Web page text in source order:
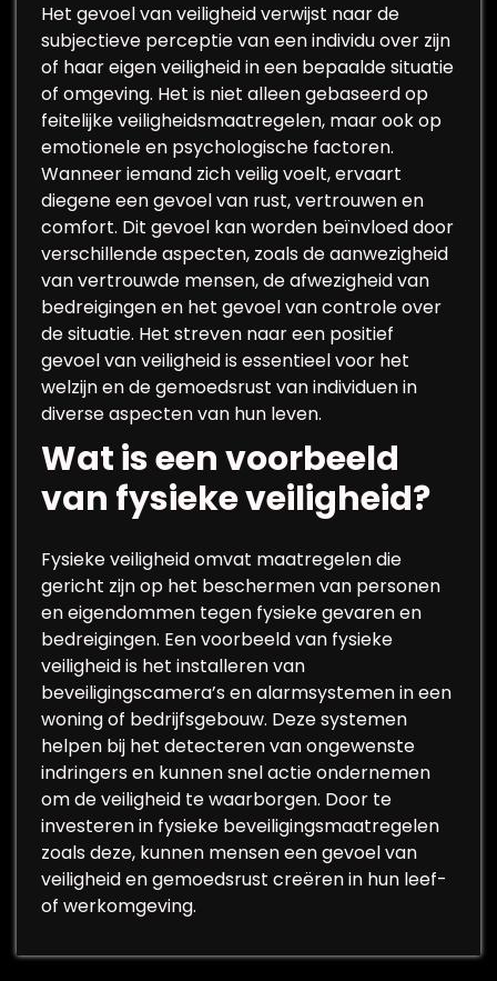
Het gevoel van veiligheid verwijst naar de
subjectieve perceptie van een individu over zijn
of haar eigen veiligheid in een bepaalde situatie
of omgeving. Het is niet alleen gebaseerd op
feitelijke veiligheidsmaatregelen, maar ook op
emotionele en psychologische factoren.
Wanneer iemand zich veilig voelt, ervaart
diegene een gevoel van rust, vertrouwen en
comfort. Dit gevoel kan worden beïnvloed door
verschillende aspecten, zoals de aanwezigheid
van vertrouwde mensen, de afwezigheid van
bedreigingen en het gevoel van controle over
de situatie. Het streven naar een positief
gevoel van veiligheid is essentieel voor het
welzijn en de gemoedsrust van individuen in
diverse aspecten van hun leven.
Wat is een voorbeeld
van fysieke veiligheid?
Fysieke veiligheid omvat maatregelen die
gericht zijn op het beschermen van personen
en eigendommen tegen fysieke gevaren en
bedreigingen. Een voorbeeld van fysieke
veiligheid is het installeren van
beveiligingscamera’s en alarmsystemen in een
woning of bedrijfsgebouw. Deze systemen
helpen bij het detecteren van ongewenste
indringers en kunnen snel actie ondernemen
om de veiligheid te waarborgen. Door te
investeren in fysieke beveiligingsmaatregelen
zoals deze, kunnen mensen een gevoel van
veiligheid en gemoedsrust creëren in hun leef-
of werkomgeving.